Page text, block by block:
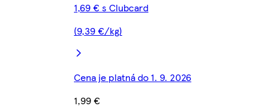
1,69 € s Clubcard
(9,39 €/kg)
Cena je platná do 1. 9. 2026
1,99 €